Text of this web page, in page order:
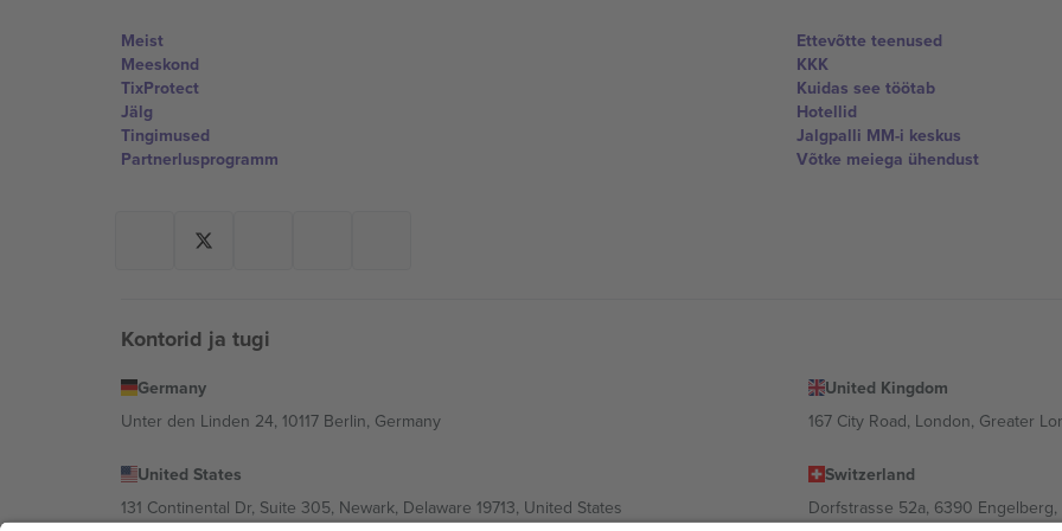
Meist
Meeskond
TixProtect
Jälg
Tingimused
Partnerlusprogramm
Ettevõtte teenused
KKK
Kuidas see töötab
Hotellid
Jalgpalli MM-i keskus
Võtke meiega ühendust
Kontorid ja tugi
Germany
Unter den Linden 24, 10117 Berlin, Germany
United Kingdom
167 City Road, London, Greater
United States
131 Continental Dr, Suite 305, Newark, Delaware 19713, United States
Switzerland
Dorfstrasse 52a, 6390 Engelberg,